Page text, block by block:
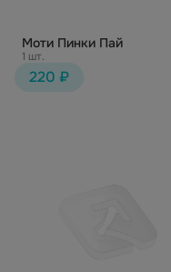
Моти Пинки Пай
1 шт.
220 ₽